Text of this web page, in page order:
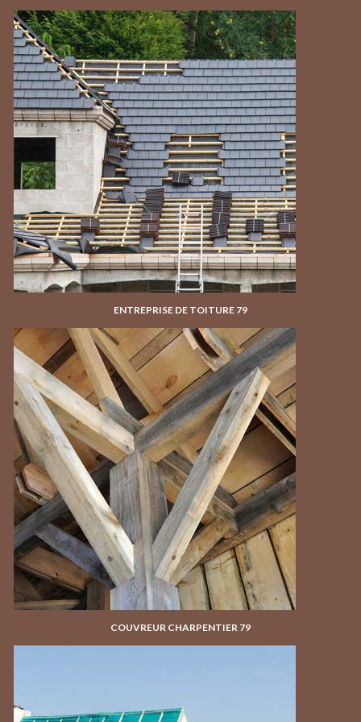
ENTREPRISE DE TOITURE 79
COUVREUR CHARPENTIER 79